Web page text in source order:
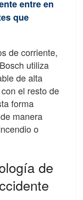
entre en
que
de corriente,
utiliza
de alta
el resto de
forma
manera
o
de